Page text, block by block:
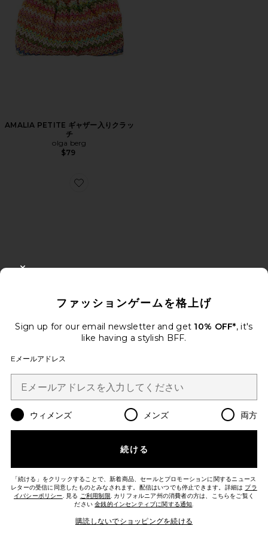
AMALIA PETITE ギャザー入りクラッ
チ
olga berg
$79
Favorite BEEP サンダル
BEEP サンダル
SIMONMILLER
Favorite ANGELIC ドレス
ファッションゲームを格上げ
Sign up for our email newsletter and get 10% OFF*, it's
like having a stylish BFF.
Eメールアドレス
ウィメンズ メンズ 両方
続ける
「続ける」をクリックすることで、新着商品、セールとプロモーションに関するニュース
レターの受信に同意したものとみなされます。配信はいつでも停止できます。詳細は プラ
イバシーポリシー. 見る ご利用制限. カリフォルニア州の消費者の方は、こちらをご覧く
ださい金銭的インセンティブに関する通知.
購読しないでショッピングを続ける